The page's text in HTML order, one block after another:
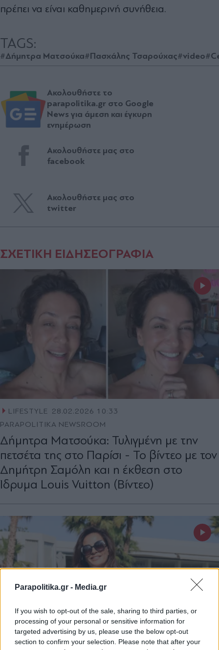
Parapolitika.gr - Media.gr
If you wish to opt-out of the sale, sharing to third parties, or
processing of your personal or sensitive information for
targeted advertising by us, please use the below opt-out
section to confirm your selection. Please note that after your
πρέπει να είναι καθημερινή συνήθεια.
TAGS:
#Δήμητρα Ματσούκα#Πασχάλης Τσαρούχας#video
Ακολουθήστε το
parapolitika.gr στο Google
News για άμεση και έγκυρη
ενημέρωση
Ακολουθήστε μας στο
facebook
Ακολουθήστε μας στο
twitter
ΣΧΕΤΙΚΗ ΕΙΔΗΣΕΟΓΡΑΦΙΑ
LIFESTYLE
28.02.2026 10:33
PARAPOLITIKA NEWSROOM
Δήμητρα Ματσούκα: Τυλιγμένη με την
πετσέτα της στο Παρίσι - Το βίντεο με τον
Δημήτρη Σαμόλη και η έκθεση στο
Ίδρυμα Louis Vuitton (Βίντεο)